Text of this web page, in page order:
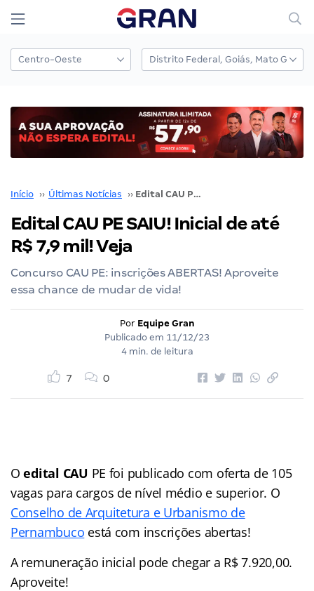
Início ›› Últimas Notícias ›› Edital CAU PE SAIU! Inicial de até R$ 7,9 mil! Veja
Edital CAU PE SAIU! Inicial de até
R$ 7,9 mil! Veja
Concurso CAU PE: inscrições ABERTAS! Aproveite
essa chance de mudar de vida!
Por Equipe Gran
Publicado em 11/12/23
4 min. de leitura
7 0
Oedital CAU PE foi publicado com oferta de 105
vagas para cargos de nível médio e superior. O
Conselho de Arquitetura e Urbanismo de
Pernambuco está com inscrições abertas!
A remuneração inicial pode chegar a R$ 7.920,00.
Aproveite!